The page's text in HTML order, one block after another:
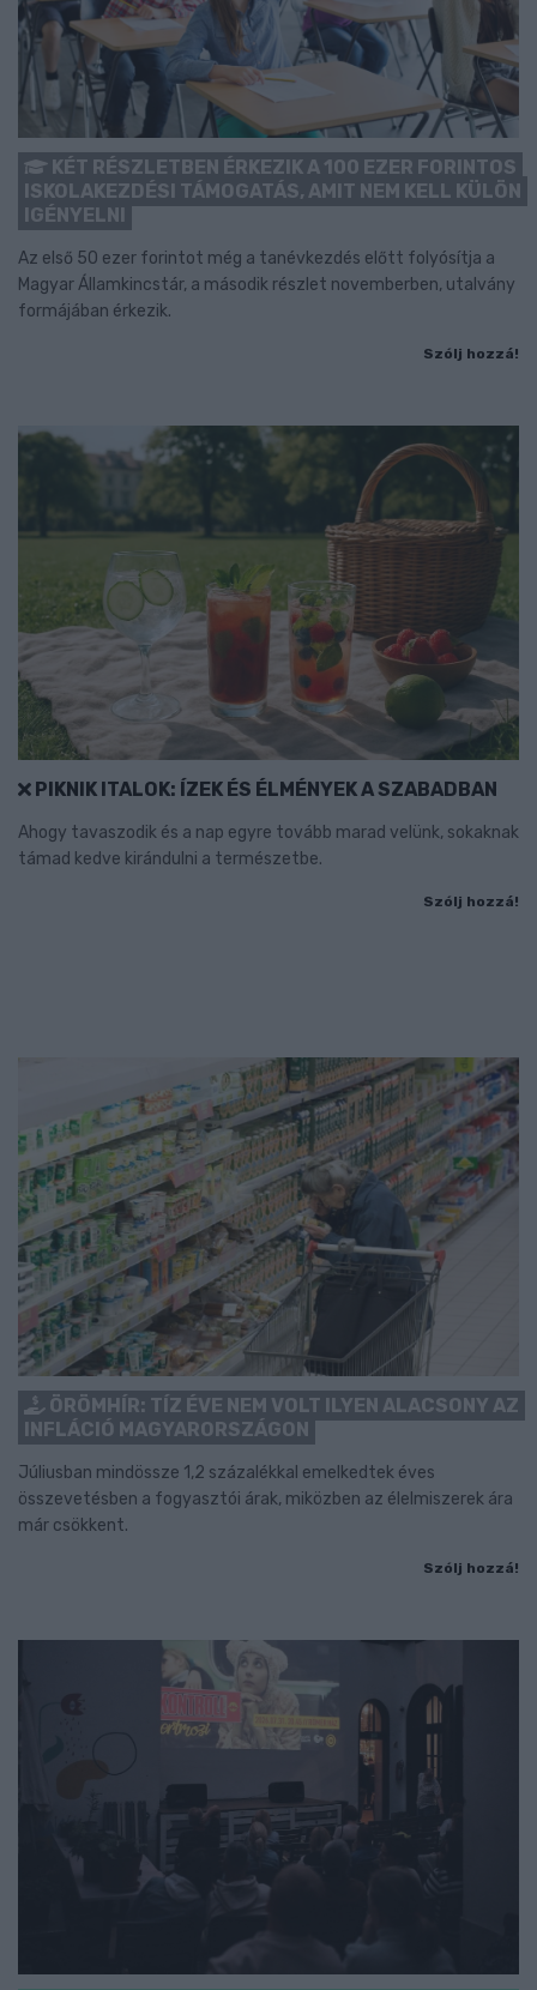
KÉT RÉSZLETBEN ÉRKEZIK A 100 EZER FORINTOS
ISKOLAKEZDÉSI TÁMOGATÁS, AMIT NEM KELL KÜLÖN
IGÉNYELNI
Az első 50 ezer forintot még a tanévkezdés előtt folyósítja a
Magyar Államkincstár, a második részlet novemberben, utalvány
formájában érkezik.
Szólj hozzá!
PIKNIK ITALOK: ÍZEK ÉS ÉLMÉNYEK A SZABADBAN
Ahogy tavaszodik és a nap egyre tovább marad velünk, sokaknak
támad kedve kirándulni a természetbe.
Szólj hozzá!
ÖRÖMHÍR: TÍZ ÉVE NEM VOLT ILYEN ALACSONY AZ
INFLÁCIÓ MAGYARORSZÁGON
Júliusban mindössze 1,2 százalékkal emelkedtek éves
összevetésben a fogyasztói árak, miközben az élelmiszerek ára
már csökkent.
Szólj hozzá!